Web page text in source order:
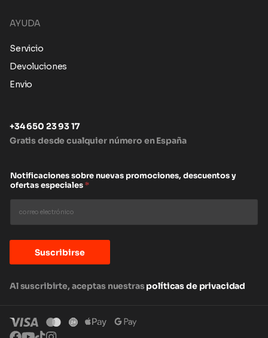
AYUDA
Servicio
Devoluciones
Envio
+34 650 23 93 17
Gratis desde cualquier número en España
Notificaciones sobre nuevas promociones, descuentos y
ofertas especiales*
Suscribirse
Al suscribirte, aceptas nuestraspolíticas de privacidad